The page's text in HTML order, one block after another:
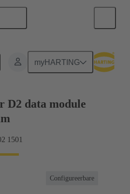
myHARTING
D2 data module
1501
Configureerbare